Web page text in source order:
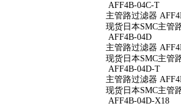
AFF4B-04C-T
主管路过滤器
现货日本SMC主管
AFF4B-04D
主管路过滤器
现货日本SMC主管
AFF4B-04D-T
主管路过滤器
现货日本SMC主管
AFF4B-04D-X18